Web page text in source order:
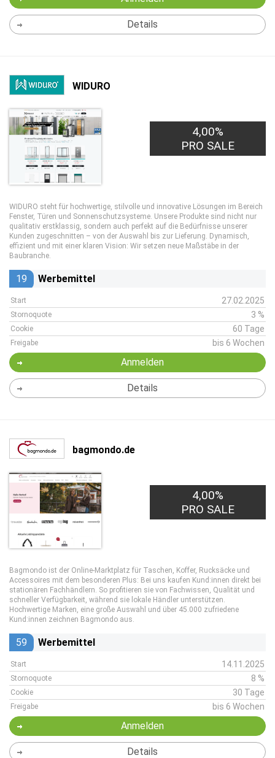
Details
WIDURO
4,00%
PRO SALE
WIDURO steht für hochwertige, stilvolle und innovative Lösungen im Bereich
Fenster, Türen und Sonnenschutzsysteme. Unsere Produkte sind nicht nur
qualitativ erstklassig, sondern auch perfekt auf die Bedürfnisse unserer
Kunden zugeschnitten – von der Auswahl bis zur Lieferung. Dynamisch,
effizient und mit einer klaren Vision: Wir setzen neue Maßstäbe in der
Baubranche.
19 Werbemittel
Start 27.02.2025
Stornoquote 3 %
Cookie 60 Tage
Freigabe bis 6 Wochen
Anmelden
Details
bagmondo.de
4,00%
PRO SALE
Bagmondo ist der Online-Marktplatz für Taschen, Koffer, Rucksäcke und
Accessoires mit dem besonderen Plus: Bei uns kaufen Kund:innen direkt bei
stationären Fachhändlern. So profitieren sie von Fachwissen, Qualität und
schneller Verfügbarkeit, während sie lokale Händler unterstützen.
Hochwertige Marken, eine große Auswahl und über 45.000 zufriedene
Kund:innen zeichnen Bagmondo aus.
59 Werbemittel
Start 14.11.2025
Stornoquote 8 %
Cookie 30 Tage
Freigabe bis 6 Wochen
Anmelden
Details